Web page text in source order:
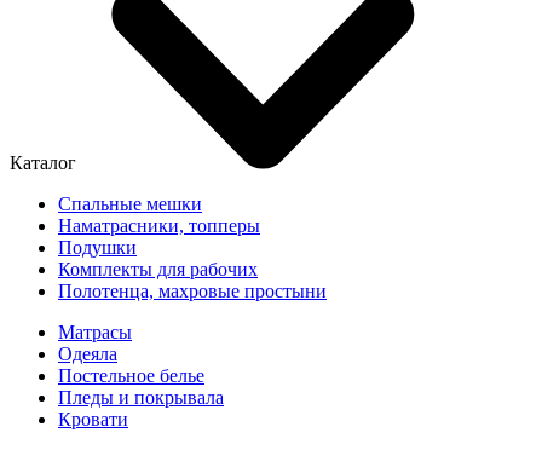
Каталог
Спальные мешки
Наматрасники, топперы
Подушки
Комплекты для рабочих
Полотенца, махровые простыни
Матрасы
Одеяла
Постельное белье
Пледы и покрывала
Кровати